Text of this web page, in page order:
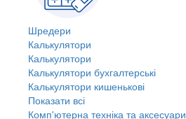
Шредери
Калькулятори
Калькулятори
Калькулятори бухгалтерські
Калькулятори кишенькові
Показати всі
Комп'ютерна техніка та аксесуари